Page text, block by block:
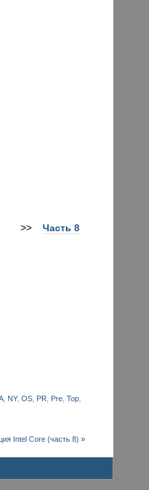
>> Часть 8
NY,OS PR Pre ,Top
Intel Core (часть 8) »